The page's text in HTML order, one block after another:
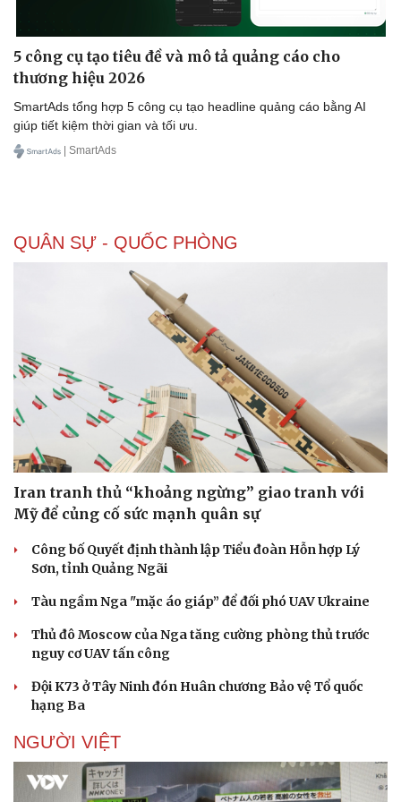
Pháp luật
Tin nóng
Tư vấn luật
Quân sự - Quốc phòng
Việt Nam
5 công cụ tạo tiêu đề và mô tả quảng cáo cho
thương hiệu 2026
SmartAds tổng hợp 5 công cụ tạo headline quảng cáo bằng AI
giúp tiết kiệm thời gian và tối ưu.
| SmartAds
QUÂN SỰ - QUỐC PHÒNG
Iran tranh thủ “khoảng ngừng” giao tranh với
Mỹ để củng cố sức mạnh quân sự
Công bố Quyết định thành lập Tiểu đoàn Hỗn hợp Lý
Sơn, tỉnh Quảng Ngãi
Tàu ngầm Nga "mặc áo giáp” để đối phó UAV Ukraine
Thủ đô Moscow của Nga tăng cường phòng thủ trước
nguy cơ UAV tấn công
Đội K73 ở Tây Ninh đón Huân chương Bảo vệ Tổ quốc
hạng Ba
NGƯỜI VIỆT